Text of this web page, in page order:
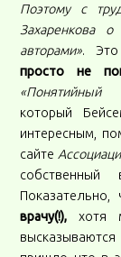
Поэтому с
Захаренкова
авторами». Это
просто не
«Понятийный
который
интересным,
сайте
врачу(!), хотя